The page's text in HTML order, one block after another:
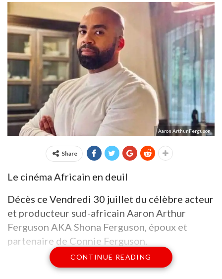
Aaron Arthur Ferguson
Share
Le cinéma Africain en deuil
Décès ce Vendredi 30 juillet du célèbre acteur
et producteur sud-africain Aaron Arthur
Ferguson AKA Shona Ferguson, époux et
partenaire de Connie Ferguson.
Les époux sont propriétaire de FERGUSON
CONTINUE READING